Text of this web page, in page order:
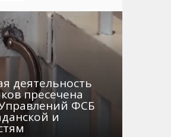
Магадан – Аэропорт
приливов отливов
деятельность
пресечена
ФСБ
и